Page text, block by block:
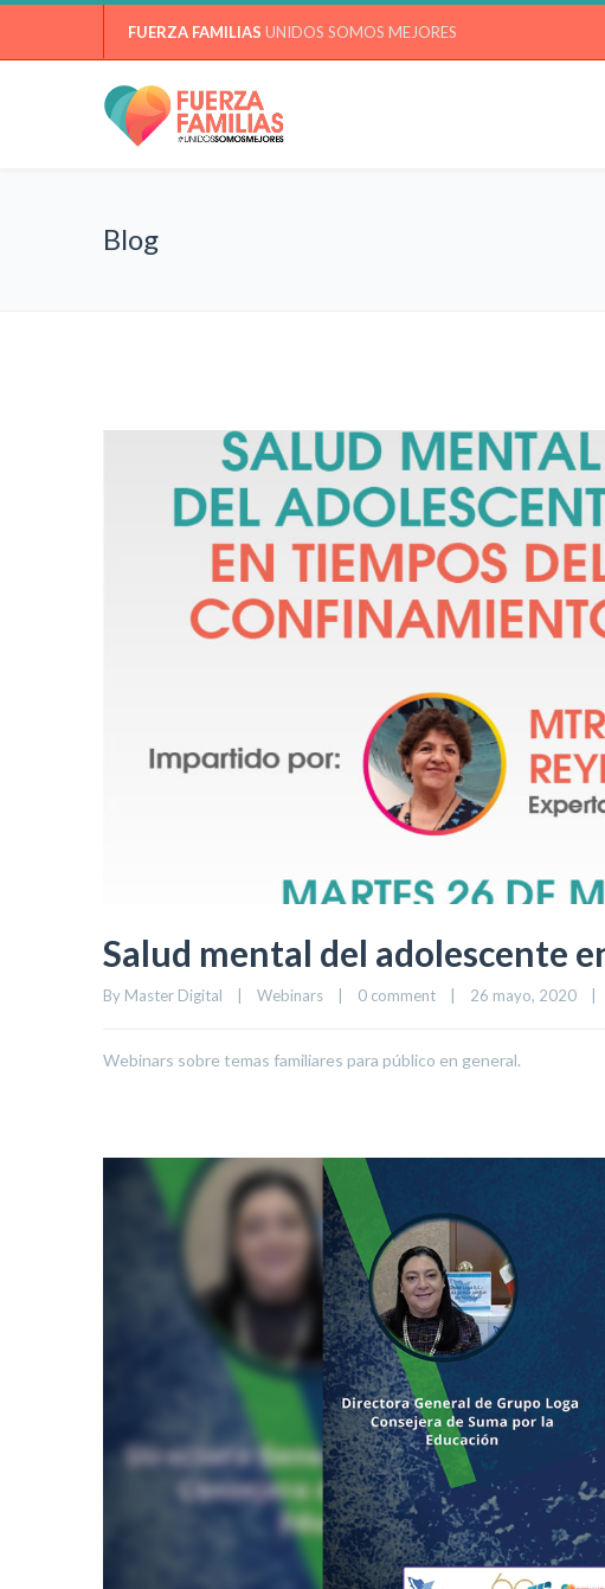
FUERZA FAMILIAS UNIDOS SOMOS MEJORES
Blog
Salud mental del adolescente
By Master Digital Webinars 0 comment 26 mayo, 2020
Webinars sobre temas familiares para público en general.